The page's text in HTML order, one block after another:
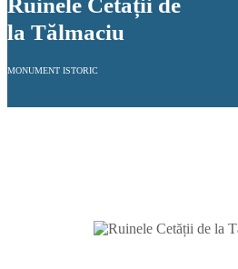
la Tălmaciu
MONUMENT ISTORIC